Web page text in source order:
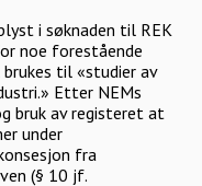
i søknaden til REK
noe forestående
til «studier av
Etter NEMs
bruk av registeret at
under
fra
(§ 10 jf.